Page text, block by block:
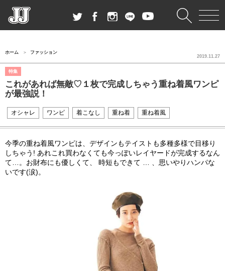
ホーム ファッション
特集
これがあれば無敵♡１枚で完成しちゃう重ね着風ワンピ
が最強説！
2019.11.27
オシャレ ワンピ 着こなし 重ね着 重ね着風
今季の重ね着風ワンピは、デザインもテイストも多種多様で目移り
しちゃう! あれこれ買わなくても今っぽいレイヤードが完成するなん
て…。お財布にも優しくて、 時短もできて … 、思いやりハンパな
いです(涙)。